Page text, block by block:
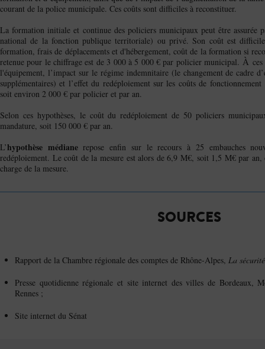
courant de la police municipale. Ces coûts sont difficiles à reconstituer.
La formation initiale et continue des policiers municipaux peut être assurée
national de la fonction publique territoriale) ou privé. Son coût est
formation, frais de déplacements et d'hébergement, coût de la formation si
retenue pour le chiffrage est de 3 000 à 5 000 € par policier municipal.À
l'équipement, l’impact sur le régime indemnitaire (le changement de cadre
supplémentaires) et l’effet du redéploiement sur les coûts de
soit environ 2 000 € par policier et par an.
Selon ces hypothèses, le coût du redéploiement de 50 policiers
mandature, soit 150 000 € par an.
L’hypothèse médianerepose enfin sur le recours à 25 embauches
redéploiement. Le coût de la mesure est alors de 6,9 M€, soit 1,5 M€ par an,
charge de la mesure.
SOURCES
Rapport de la Chambre régionale des comptes de Rhône-Alpes, La
Presse quotidienne régionale et site internet des villes de Bordeaux,
Rennes ;
Site internet du Sénat